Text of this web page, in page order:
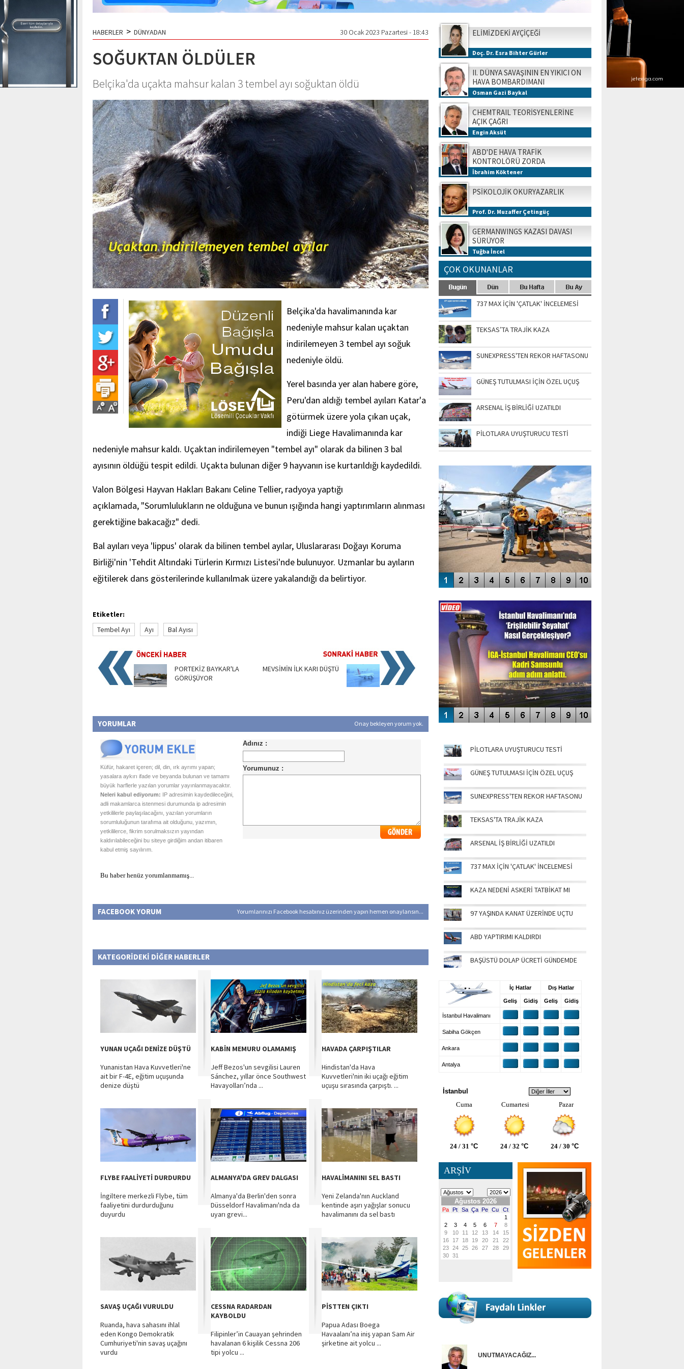
HABERLER > DÜNYADAN 30 Ocak 2023 Pazartesi - 18:43
SOĞUKTAN ÖLDÜLER
Belçika'da uçakta mahsur kalan 3 tembel ayı soğuktan öldü
Belçika'da havalimanında kar
nedeniyle mahsur kalan uçaktan
indirilemeyen 3 tembel ayı soğuk
nedeniyle öldü.
Yerel basında yer alan habere göre,
Peru'dan aldığı tembel ayıları Katar'a
götürmek üzere yola çıkan uçak,
indiği Liege Havalimanında kar
nedeniyle mahsur kaldı. Uçaktan indirilemeyen "tembel ayı" olarak da bilinen 3 bal
ayısının öldüğü tespit edildi. Uçakta bulunan diğer 9 hayvanın ise kurtarıldığı kaydedildi.
Valon Bölgesi Hayvan Hakları Bakanı Celine Tellier, radyoya yaptığı
açıklamada, "Sorumlulukların ne olduğuna ve bunun ışığında hangi yaptırımların alınması
gerektiğine bakacağız" dedi.
Bal ayıları veya 'lippus' olarak da bilinen tembel ayılar, Uluslararası Doğayı Koruma
Birliği'nin 'Tehdit Altındaki Türlerin Kırmızı Listesi'nde bulunuyor. Uzmanlar bu ayıların
eğitilerek dans gösterilerinde kullanılmak üzere yakalandığı da belirtiyor.
Etiketler:
Tembel Ayı
Ayı Bal Ayısı
PORTEKİZ BAYKAR'LA
GÖRÜŞÜYOR
MEVSİMİN İLK KARI DÜŞTÜ
YORUMLAR Onay bekleyen yorum yok.
Küfür, hakaret içeren; dil, din, ırk ayrımı yapan;
yasalara aykırı ifade ve beyanda bulunan ve tamamı
büyük harflerle yazılan yorumlar yayınlanmayacaktır.
Neleri kabul ediyorum: IP adresimin kaydedileceğini,
adli makamlarca istenmesi durumunda ip adresimin
yetkililerle paylaşılacağını, yazılan yorumların
sorumluluğunun tarafıma ait olduğunu, yazımın,
yetkililerce, fikrim sorulmaksızın yayından
kaldırılabileceğini bu siteye girdiğim andan itibaren
kabul etmiş sayılırım.
Bu haber henüz yorumlanmamış...
FACEBOOK YORUM Yorumlarınızı Facebook hesabınız üzerinden yapın hemen onaylansın...
KATEGORİDEKİ DİĞER HABERLER
YUNAN UÇAĞI DENİZE DÜŞTÜ
Yunanistan Hava Kuvvetleri'ne
ait bir F-4E, eğitim uçuşunda
denize düştü
KABİN MEMURU OLAMAMIŞ
Jeff Bezos'un sevgilisi Lauren
Sánchez, yıllar önce Southwest
Havayolları’nda ...
HAVADA ÇARPIŞTILAR
Hindistan'da Hava
Kuvvetleri'nin iki uçağı eğitim
uçuşu sırasında çarpıştı. ...
FLYBE FAALİYETİ DURDURDU
İngiltere merkezli Flybe, tüm
faaliyetini durdurduğunu
duyurdu
ALMANYA'DA GREV DALGASI
Almanya'da Berlin'den sonra
Düsseldorf Havalimanı'nda da
uyarı grevi...
HAVALİMANINI SEL BASTI
Yeni Zelanda'nın Auckland
kentinde aşırı yağışlar sonucu
havalimanını da sel bastı
SAVAŞ UÇAĞI VURULDU
Ruanda, hava sahasını ihlal
eden Kongo Demokratik
Cumhuriyeti'nin savaş uçağını
vurdu
CESSNA RADARDAN
KAYBOLDU
Filipinler’in Cauayan şehrinden
havalanan 6 kişilik Cessna 206
tipi yolcu ...
PİSTTEN ÇIKTI
Papua Adası Boega
Havaalanı’na iniş yapan Sam Air
şirketine ait yolcu ...
ELİMİZDEKİ AYÇİÇEĞİ
Doç. Dr. Esra Bihter Gürler
II. DÜNYA SAVAŞININ EN YIKICI ON
HAVA BOMBARDIMANI
Osman Gazi Baykal
CHEMTRAIL TEORİSYENLERİNE
AÇIK ÇAĞRI
Engin Aksüt
ABD'DE HAVA TRAFİK
KONTROLÖRÜ ZORDA
İbrahim Köktener
PSİKOLOJİK OKURYAZARLIK
Prof. Dr. Muzaffer Çetingüç
GERMANWINGS KAZASI DAVASI
SÜRÜYOR
Tuğba İncel
ÇOK OKUNANLAR
737 MAX İÇİN 'ÇATLAK' İNCELEMESİ
TEKSAS’TA TRAJİK KAZA
SUNEXPRESS'TEN REKOR HAFTASONU
GÜNEŞ TUTULMASI İÇİN ÖZEL UÇUŞ
ARSENAL İŞ BİRLİĞİ UZATILDI
PİLOTLARA UYUŞTURUCU TESTİ
SİNGAPUR AIRSHOW-2020
ENGELLERİN AŞILDIĞI HAVALİMANI
PİLOTLARA UYUŞTURUCU TESTİ
GÜNEŞ TUTULMASI İÇİN ÖZEL UÇUŞ
SUNEXPRESS'TEN REKOR HAFTASONU
TEKSAS'TA TRAJİK KAZA
ARSENAL İŞ BİRLİĞİ UZATILDI
737 MAX İÇİN 'ÇATLAK' İNCELEMESİ
KAZA NEDENİ ASKERİ TATBİKAT MI
97 YAŞINDA KANAT ÜZERİNDE UÇTU
ABD YAPTIRIMI KALDIRDI
BAŞÜSTÜ DOLAP ÜCRETİ GÜNDEMDE
İç Hatlar Dış Hatlar
Geliş Gidiş Geliş Gidiş
İstanbul Havalimanı
Sabiha Gökçen
Ankara
Antalya
İstanbul
Cuma
Cumartesi Pazar
24 / 31 °C 24 / 32 °C 24 / 30 °C
ARŞİV
UNUTMAYACAĞIZ...